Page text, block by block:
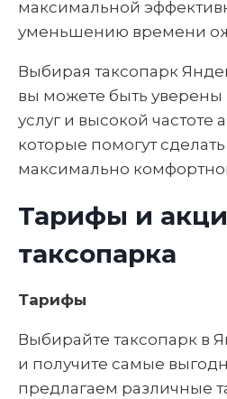
максимальной
уменьшению времени
Выбирая таксопарк
вы можете быть уверены
услуг и высокой частоте
которые помогут
максимально
Тарифы и
таксопарка
Тарифы
Выбирайте таксопарк в
и получите самые
предлагаем различные